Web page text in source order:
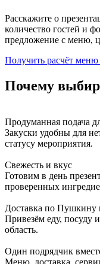
Расскажите о
количество гостей и
предложение с меню,
Получить расчёт меню
Почему
Продуманная подача
Закуски удобны для
статусу мероприятия.
Свежесть и вкус
Готовим в день
проверенных
Доставка по Пушкину
Привезём еду, посуду
область.
Один подрядчик
Меню, доставка,